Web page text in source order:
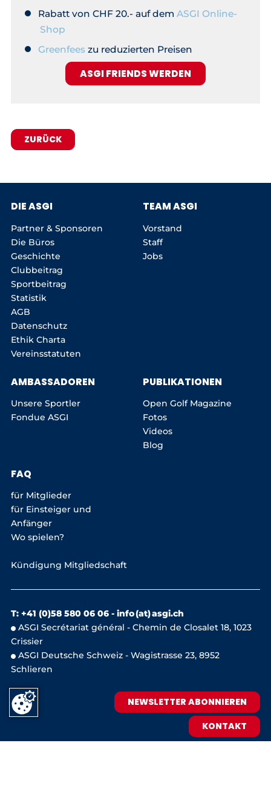
Rabatt von CHF 20.- auf demASGI Online-
Shop
Greenfees zu reduzierten Preisen
ASGI FRIENDS WERDEN
ZURÜCK
DIE ASGI
Partner & Sponsoren
Die Büros
Geschichte
Clubbeitrag
Sportbeitrag
Statistik
AGB
Datenschutz
Ethik Charta
Vereinsstatuten
TEAM ASGI
Vorstand
Staff
Jobs
AMBASSADOREN
Unsere Sportler
Fondue ASGI
PUBLIKATIONEN
Open Golf Magazine
Fotos
Videos
Blog
FAQ
für Mitglieder
für Einsteiger und
Anfänger
Wo spielen?
Kündigung Mitgliedschaft
T: +41 (0)58 580 06 06 - info (at) asgi.ch
ASGI Secrétariat général - Chemin de Closalet 18, 1023
Crissier
ASGI Deutsche Schweiz - Wagistrasse 23, 8952
Schlieren
NEWSLETTER ABONNIEREN
KONTAKT